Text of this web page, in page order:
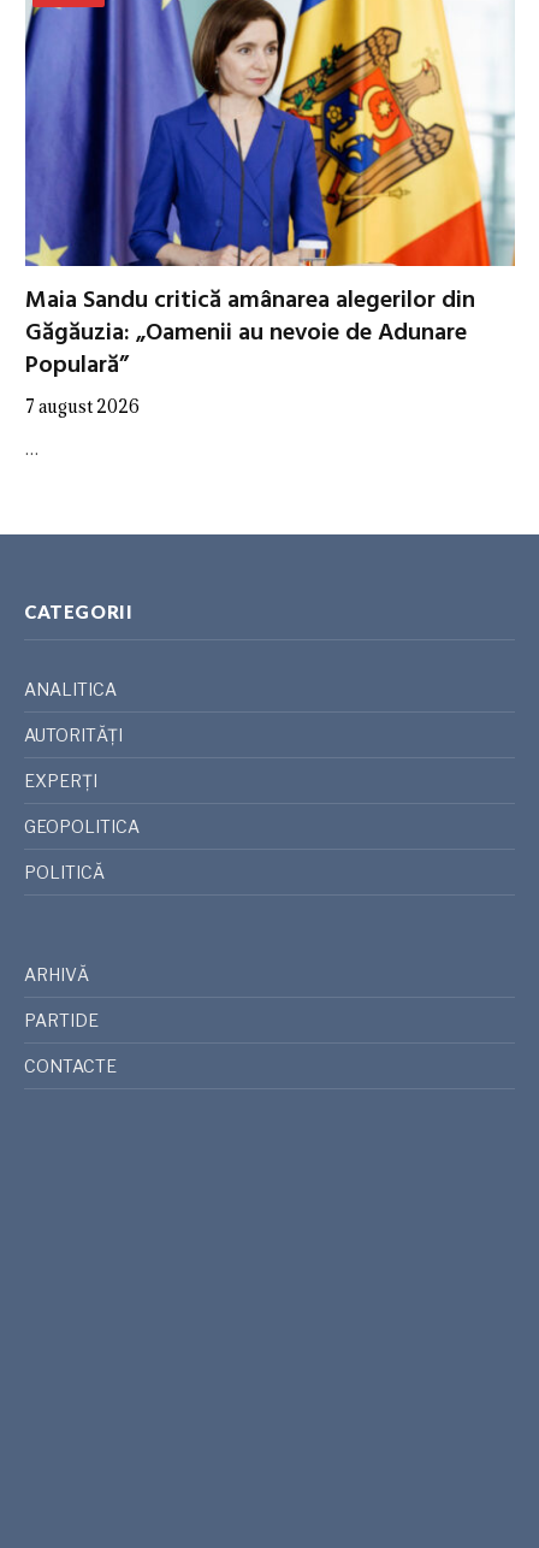
Maia Sandu critică amânarea alegerilor din
Găgăuzia: „Oamenii au nevoie de Adunare
Populară”
7 august 2026
…
CATEGORII
ANALITICA
AUTORITĂȚI
EXPERȚI
GEOPOLITICA
POLITICĂ
ARHIVĂ
PARTIDE
CONTACTE